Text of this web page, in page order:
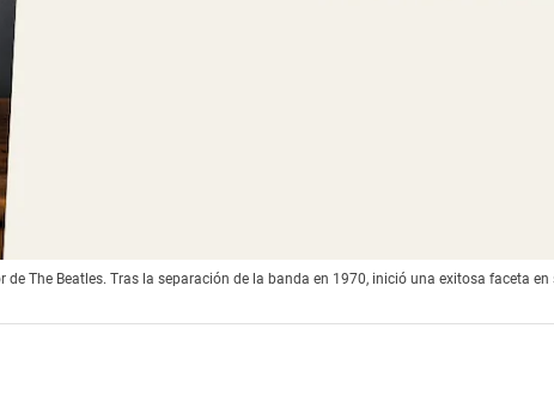
The Beatles. Tras la separación de la banda en 1970, inició una exitosa faceta en